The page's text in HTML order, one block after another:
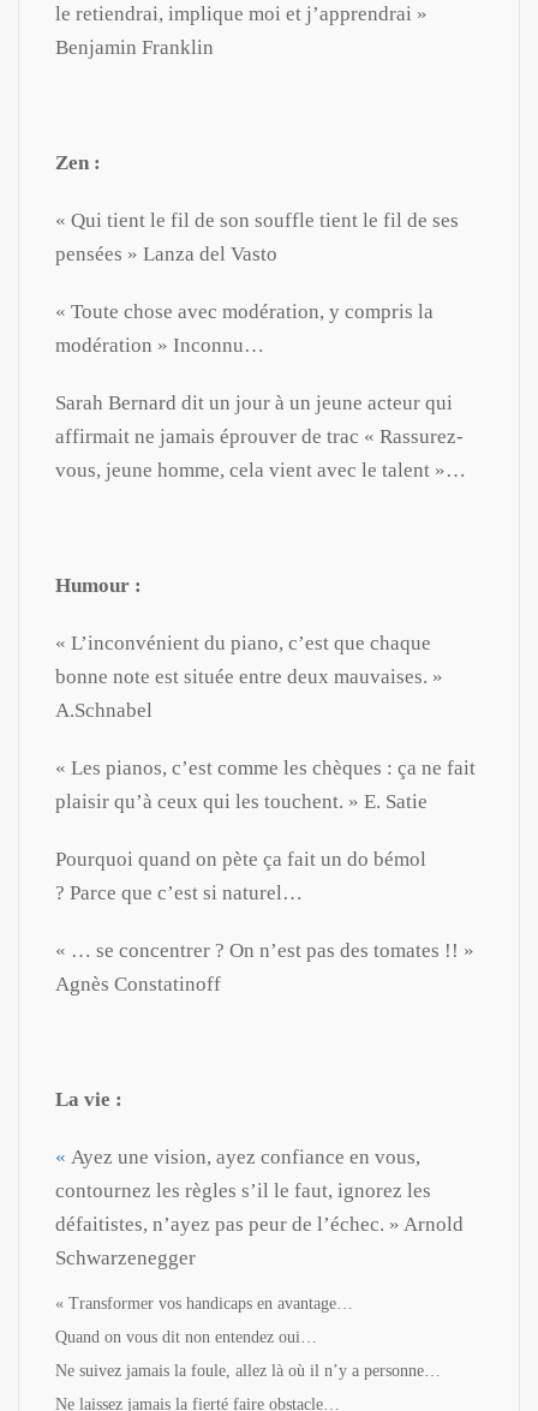
le retiendrai, implique moi et j’apprendrai »
Benjamin Franklin
Zen :
« Qui tient le fil de son souffle tient le fil de ses
pensées » Lanza del Vasto
« Toute chose avec modération, y compris la
modération » Inconnu…
Sarah Bernard dit un jour à un jeune acteur qui
affirmait ne jamais éprouver de trac « Rassurez-
vous, jeune homme, cela vient avec le talent »…
Humour :
« L’inconvénient du piano, c’est que chaque
bonne note est située entre deux mauvaises. »
A.Schnabel
« Les pianos, c’est comme les chèques : ça ne fait
plaisir qu’à ceux qui les touchent. » E. Satie
Pourquoi quand on pète ça fait un do bémol
? Parce que c’est si naturel…
« … se concentrer ? On n’est pas des tomates !! »
Agnès Constatinoff
La vie :
« Ayez une vision, ayez confiance en vous,
contournez les règles s’il le faut, ignorez les
défaitistes, n’ayez pas peur de l’échec. » Arnold
Schwarzenegger
« Transformer vos handicaps en avantage…
Quand on vous dit non entendez oui…
Ne suivez jamais la foule, allez là où il n’y a personne…
Ne laissez jamais la fierté faire obstacle…